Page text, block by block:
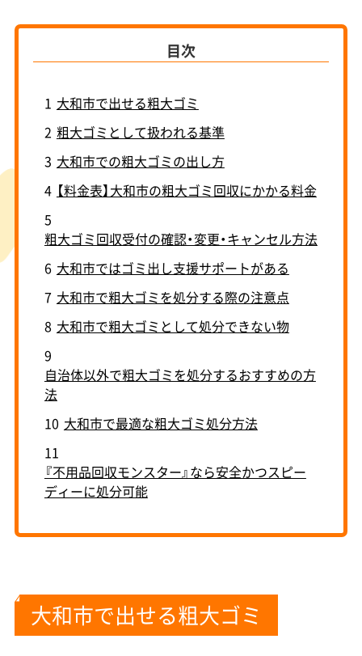
目次
1 大和市で出せる粗大ゴミ
2 粗大ゴミとして扱われる基準
3 大和市での粗大ゴミの出し方
4 【料金表】大和市の粗大ゴミ回収にかかる料金
5
粗大ゴミ回収受付の確認・変更・キャンセル方法
6 大和市ではゴミ出し支援サポートがある
7 大和市で粗大ゴミを処分する際の注意点
8 大和市で粗大ゴミとして処分できない物
9
自治体以外で粗大ゴミを処分するおすすめの方
法
10 大和市で最適な粗大ゴミ処分方法
11
『不用品回収モンスター』なら安全かつスピー
ディーに処分可能
大和市で出せる粗大ゴミ